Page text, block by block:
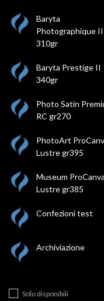
Baryta
Photographique II
310gr
Baryta Prestige II
340gr
Photo Satin
RC gr270
PhotoArt
Lustre gr395
Museum
Lustre gr385
Confezioni test
Archiviazione
Solo disponibili